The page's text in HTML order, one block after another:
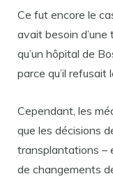
Ce fut encore le
avait besoin
qu’un hôpital de
parce qu’il
Cependant, les
que les décisions
transplantations –
de changements